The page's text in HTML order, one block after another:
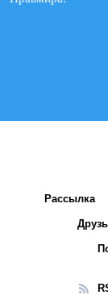
Рассылка